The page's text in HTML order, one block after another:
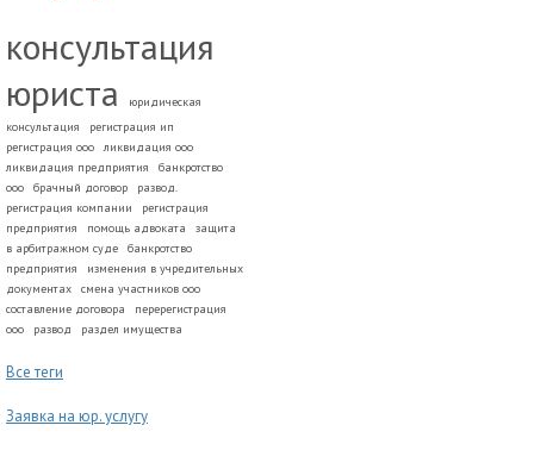
консультация
юриста
юридическая
консультация
регистрация ип
регистрация ооо
ликвидация ооо
ликвидация предприятия
банкротство
ооо
брачный договор
развод.
регистрация компании
регистрация
предприятия
помощь адвоката
защита
в арбитражном суде
банкротство
предприятия
изменения в учредительных
документах
смена участников ооо
составление договора
перерегистрация
ооо
развод раздел имущества
Все теги
Заявка на юр. услугу